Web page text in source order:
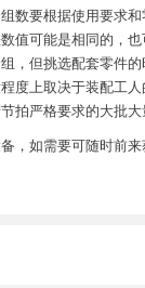
数要根据使用要求
值可能是相同的，
，但挑选配套零件
度上取决于装配工人
拍严格要求的大批大
，如需要可随时前